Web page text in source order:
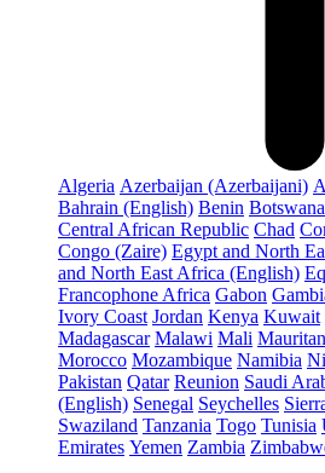
Algeria Azerbaijan (Azerbaijani)
Bahrain (English) Benin Botswana
Central African Republic Chad
Congo (Zaire) Egypt and North
and North East Africa (English)
Francophone Africa Gabon
Ivory Coast Jordan Kenya Kuwait
Madagascar Malawi Mali
Morocco Mozambique Namibia
Pakistan Qatar Reunion Saudi
(English) Senegal Seychelles
Swaziland Tanzania Togo Tunisia
Emirates Yemen Zambia